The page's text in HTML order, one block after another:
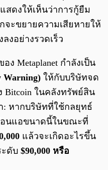
สดงให้เห็นว่าการกู้ยืม
จะขยายความเสียหายให้
งอย่างรวดเร็ว
Metaplanet กำลังเป็น
ให้กับบริษัทจด
Bitcoin ในคลังทรัพย์สิน
หากบริษัทที่ใช้กลยุทธ์
อนแอขนาดนี้ในขณะที่
แล้วจะเกิดอะไรขึ้น
ะดับ $90,000 หรือ